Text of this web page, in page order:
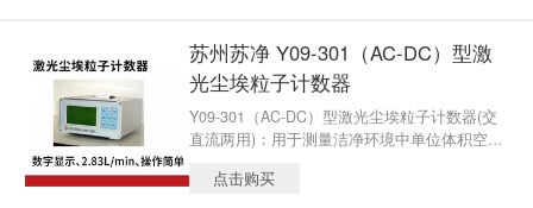
苏州苏净 Y09-301（AC-DC）型激
光尘埃粒子计数器
Y09-301（AC-DC）型激光尘埃粒子计数器(交
直流两用)：用于测量洁净环境中单位体积空气
等级为三十万级至百级的洁净环境。
点击购买